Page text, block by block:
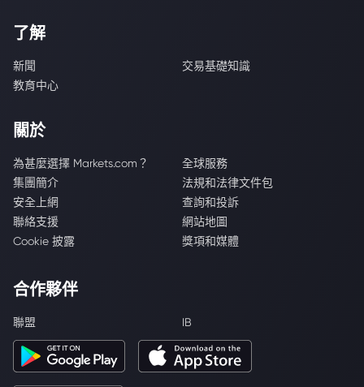
了解
新聞
交易基礎知識
教育中心
關於
為甚麼選擇 Markets.com？
全球服務
集團簡介
法規和法律文件包
安全上網
查詢和投訴
聯絡支援
網站地圖
Cookie 披露
獎項和媒體
合作夥伴
聯盟 IB